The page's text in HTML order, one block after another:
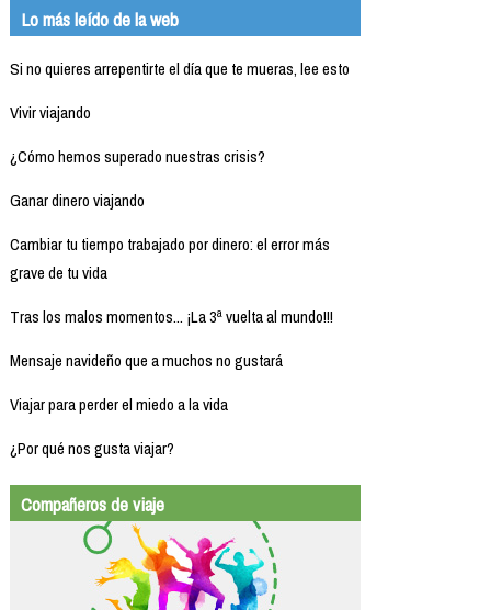
Lo más leído de la web
Si no quieres arrepentirte el día que te mueras, lee esto
Vivir viajando
¿Cómo hemos superado nuestras crisis?
Ganar dinero viajando
Cambiar tu tiempo trabajado por dinero: el error más
grave de tu vida
Tras los malos momentos... ¡La 3ª vuelta al mundo!!!
Mensaje navideño que a muchos no gustará
Viajar para perder el miedo a la vida
¿Por qué nos gusta viajar?
Compañeros de viaje